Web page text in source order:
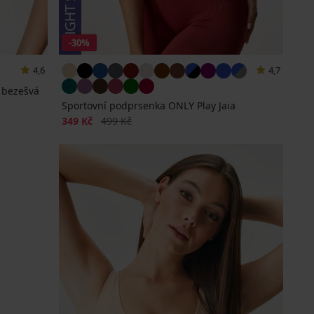
4,6
-30%
4,7
Sportovní podprsenka ONLY Play Jaia
Sleva
349 Kč Původní cena
499 Kč